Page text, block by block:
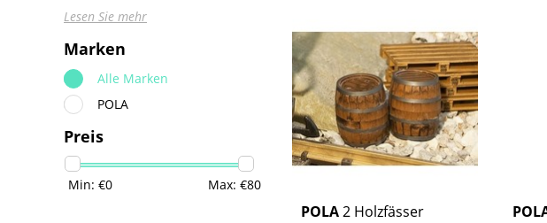
Lesen Sie mehr
Marken
Alle Marken
POLA
Preis
Min: €0 Max: €80
POLA 2 Holzfässer